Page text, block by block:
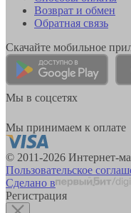
Возврат и обмен
Обратная связь
Скачайте мобильное
Мы в соцсетях
Мы принимаем к оплате
© 2011-2026 Интернет-
Пользовательское
Сделано в
Регистрация